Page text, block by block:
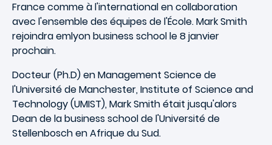
France comme à l'international en collaboration
avec l'ensemble des équipes de l'École. Mark Smith
rejoindra emlyon business school le 8 janvier
prochain.
Docteur (Ph.D) en Management Science de
l'Université de Manchester, Institute of Science and
Technology (UMIST), Mark Smith était jusqu'alors
Dean de la business school de l'Université de
Stellenbosch en Afrique du Sud.